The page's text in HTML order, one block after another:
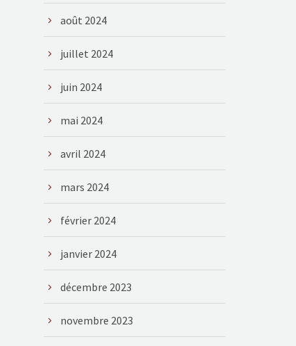
août 2024
juillet 2024
juin 2024
mai 2024
avril 2024
mars 2024
février 2024
janvier 2024
décembre 2023
novembre 2023